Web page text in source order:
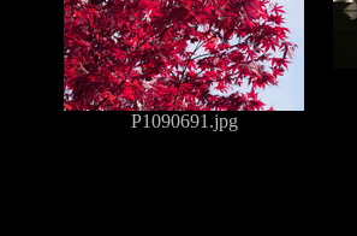
P1090691.jpg